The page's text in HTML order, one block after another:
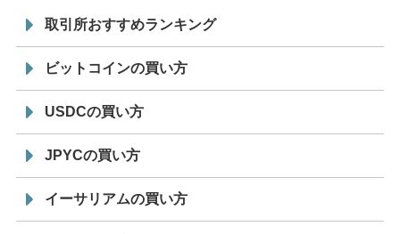
取引所おすすめランキング
ビットコインの買い方
USDCの買い方
JPYCの買い方
イーサリアムの買い方